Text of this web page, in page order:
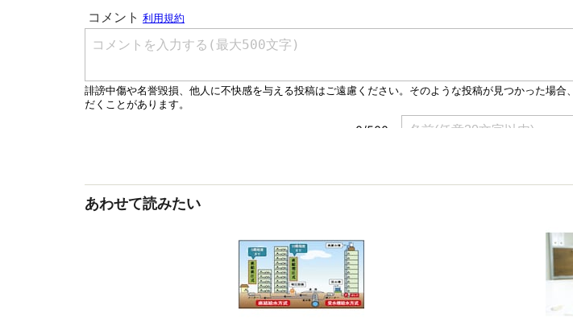
あわせて読みたい